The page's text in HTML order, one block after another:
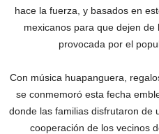
hace la fuerza, y basados en
mexicanos para que dejen de
provocada por el
Con música huapanguera,
se conmemoró esta fecha
donde las familias disfrutaron de
cooperación de los vecinos